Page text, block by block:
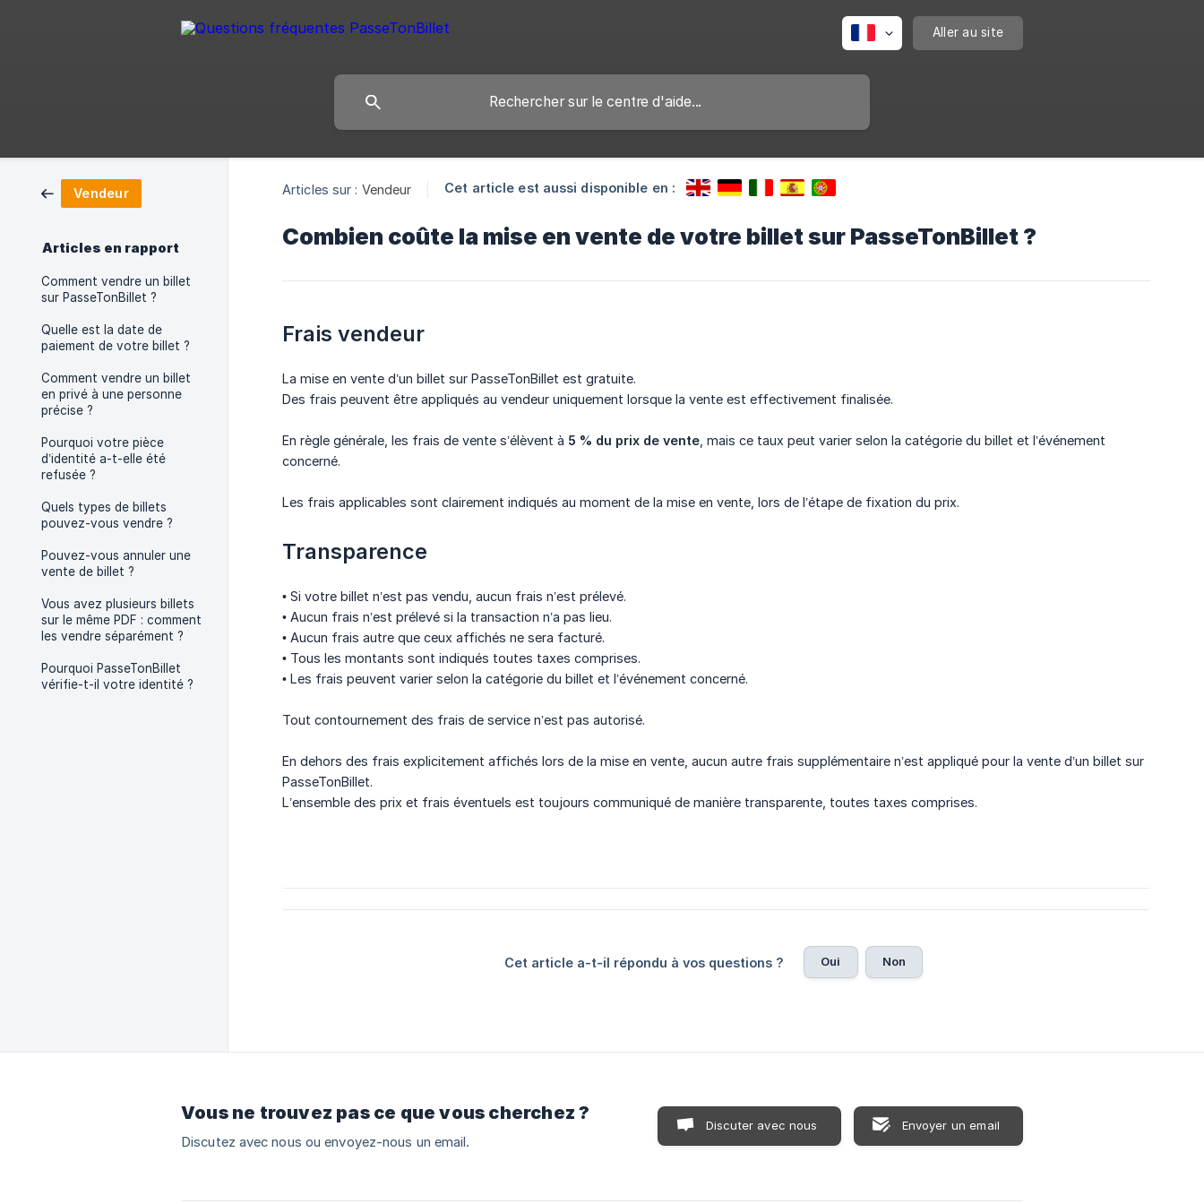
Aller au site
Vendeur
Articles en rapport
Comment vendre un billet
sur PasseTonBillet ?
Quelle est la date de
paiement de votre billet ?
Comment vendre un billet
en privé à une personne
précise ?
Pourquoi votre pièce
d’identité a-t-elle été
refusée ?
Quels types de billets
pouvez-vous vendre ?
Pouvez-vous annuler une
vente de billet ?
Vous avez plusieurs billets
sur le même PDF : comment
les vendre séparément ?
Pourquoi PasseTonBillet
vérifie-t-il votre identité ?
Articles sur : Vendeur Cet article est aussi disponible en :
Combien coûte la mise en vente de votre billet sur PasseTonBillet ?
Frais vendeur
La mise en vente d’un billet sur PasseTonBillet est gratuite.
Des frais peuvent être appliqués au vendeur uniquement lorsque la vente est effectivement finalisée.
En règle générale, les frais de vente s’élèvent à 5 % du prix de vente , mais ce taux peut varier selon la catégorie du billet et l’événement
concerné.
Les frais applicables sont clairement indiqués au moment de la mise en vente, lors de l’étape de fixation du prix.
Transparence
• Si votre billet n’est pas vendu, aucun frais n’est prélevé.
• Aucun frais n’est prélevé si la transaction n’a pas lieu.
• Aucun frais autre que ceux affichés ne sera facturé.
• Tous les montants sont indiqués toutes taxes comprises.
• Les frais peuvent varier selon la catégorie du billet et l’événement concerné.
Tout contournement des frais de service n’est pas autorisé.
En dehors des frais explicitement affichés lors de la mise en vente, aucun autre frais supplémentaire n’est appliqué pour la vente d’un billet sur
PasseTonBillet.
L’ensemble des prix et frais éventuels est toujours communiqué de manière transparente, toutes taxes comprises.
Cet article a-t-il répondu à vos questions ? Oui Non
Vous ne trouvez pas ce que vous cherchez ?
Discutez avec nous ou envoyez-nous un email.
Discuter avec nous Envoyer un email